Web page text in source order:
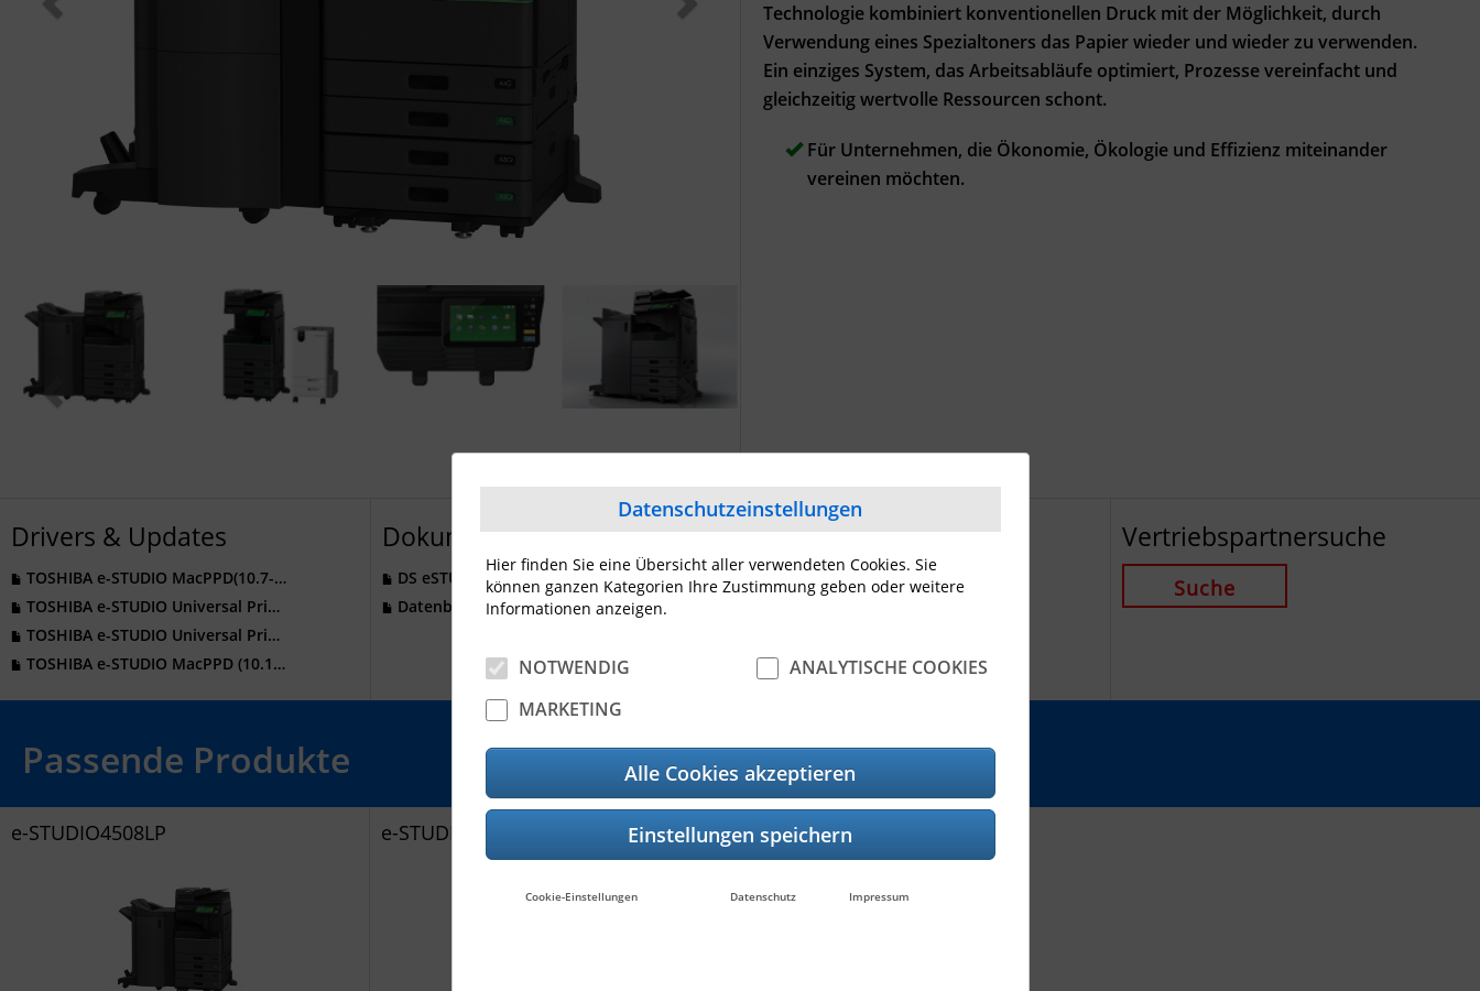
Technologie kombiniert konventionellen Druck mit der Möglichkeit, durch
Verwendung eines Spezialtoners das Papier wieder und wieder zu verwenden.
Ein einziges System, das Arbeitsabläufe optimiert, Prozesse vereinfacht und
gleichzeitig wertvolle Ressourcen schont.
Für Unternehmen, die Ökonomie, Ökologie und Effizienz miteinander
vereinen möchten.
Drivers & Updates
TOSHIBA e-STUDIO MacPPD(10.7-) v7.113.0.4
TOSHIBA e-STUDIO Universal Printer Driver 2 v7.222.5412.231
TOSHIBA e-STUDIO Universal Printer Driver PS3 v7.222.5412.231
TOSHIBA e-STUDIO MacPPD (10.12-latest) v7.117.3
Dokumente
DS eSTUDIO5008LP DE Weltneuheit3
Datenblatt_eSTUDIO3508LP_5008LP_DE
Kontakt
Kontakt
Vertriebspartnersuche
Suche
Passende Produkte
e-STUDIO4508LP e-STUDIO5008LP
Datenschutzeinstellungen
Hier finden Sie eine Übersicht aller verwendeten Cookies. Sie
können ganzen Kategorien Ihre Zustimmung geben oder weitere
Informationen anzeigen.
NOTWENDIG
ANALYTISCHE COOKIES
MARKETING
Alle Cookies akzeptieren
Cookie-Einstellungen Datenschutz Impressum